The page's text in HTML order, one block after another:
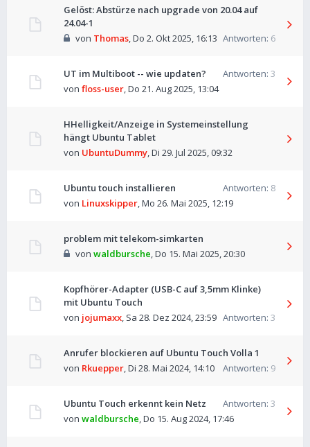
Gelöst: Abstürze nach upgrade von 20.04 auf
24.04-1
Antworten: 6
von Thomas,Do 2. Okt 2025, 16:13
UT im Multiboot -- wie updaten? Antworten: 3
von floss-user,Do 21. Aug 2025, 13:04
HHelligkeit/Anzeige in Systemeinstellung
hängt Ubuntu Tablet
von UbuntuDummy,Di 29. Jul 2025, 09:32
Ubuntu touch installieren Antworten: 8
von Linuxskipper,Mo 26. Mai 2025, 12:19
problem mit telekom-simkarten
von waldbursche,Do 15. Mai 2025, 20:30
Kopfhörer-Adapter (USB-C auf 3,5mm Klinke)
mit Ubuntu Touch
Antworten: 3
von jojumaxx, Sa 28. Dez 2024, 23:59
Anrufer blockieren auf Ubuntu Touch Volla 1
Antworten: 9
von Rkuepper,Di 28. Mai 2024, 14:10
Ubuntu Touch erkennt kein Netz Antworten: 3
von waldbursche,Do 15. Aug 2024, 17:46